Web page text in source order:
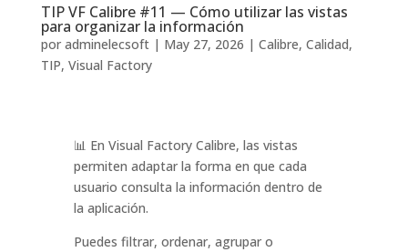
TIP VF Calibre #11 — Cómo utilizar las vistas
para organizar la información
por adminelecsoft| May 27, 2026 | Calibre, Calidad,
TIP, Visual Factory
📊 En Visual Factory Calibre, las vistas
permiten adaptar la forma en que cada
usuario consulta la información dentro de
la aplicación.
Puedes filtrar, ordenar, agrupar o